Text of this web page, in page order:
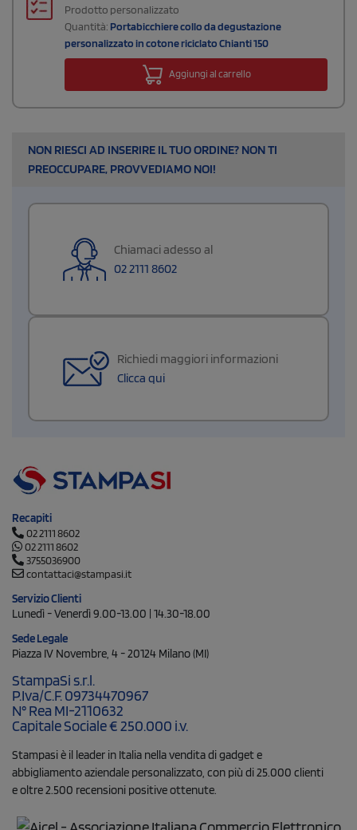
Prodotto personalizzato
Quantità: Portabicchiere collo da degustazione
personalizzato in cotone riciclato Chianti 150
Aggiungi al carrello
NON RIESCI AD INSERIRE IL TUO ORDINE? NON TI
PREOCCUPARE, PROVVEDIAMO NOI!
Chiamaci adesso al
02 2111 8602
Richiedi maggiori informazioni
Clicca qui
Recapiti
02 2111 8602
02 2111 8602
3755036900
contattaci@stampasi.it
Servizio Clienti
Lunedì - Venerdì 9.00-13.00 | 14.30-18.00
Sede Legale
Piazza IV Novembre, 4 - 20124 Milano (MI)
StampaSi s.r.l.
P.Iva/C.F. 09734470967
N° Rea MI-2110632
Capitale Sociale € 250.000 i.v.
Stampasi è il leader in Italia nella vendita di gadget e
abbigliamento aziendale personalizzato, con più di 25.000 clienti
e oltre 2.500 recensioni positive ottenute.